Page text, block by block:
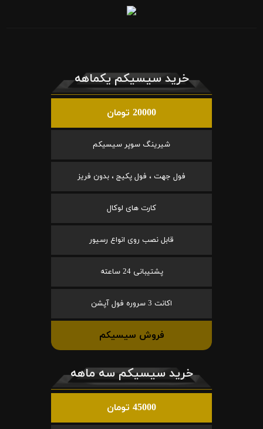
خرید سیسیکم یکماهه
20000 تومان
شیرینگ سوپر سیسیکم
فول جهت ، فول پکیج ، بدون فریز
کارت های لوکال
قابل نصب روی انواع رسیور
پشتیبانی 24 ساعته
اکانت 3 سروره فول آپشن
فروش سیسیکم
خرید سیسیکم سه ماهه
45000 تومان